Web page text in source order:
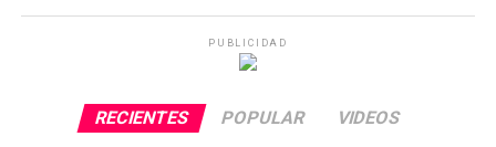
PUBLICIDAD
RECIENTES POPULAR VIDEOS